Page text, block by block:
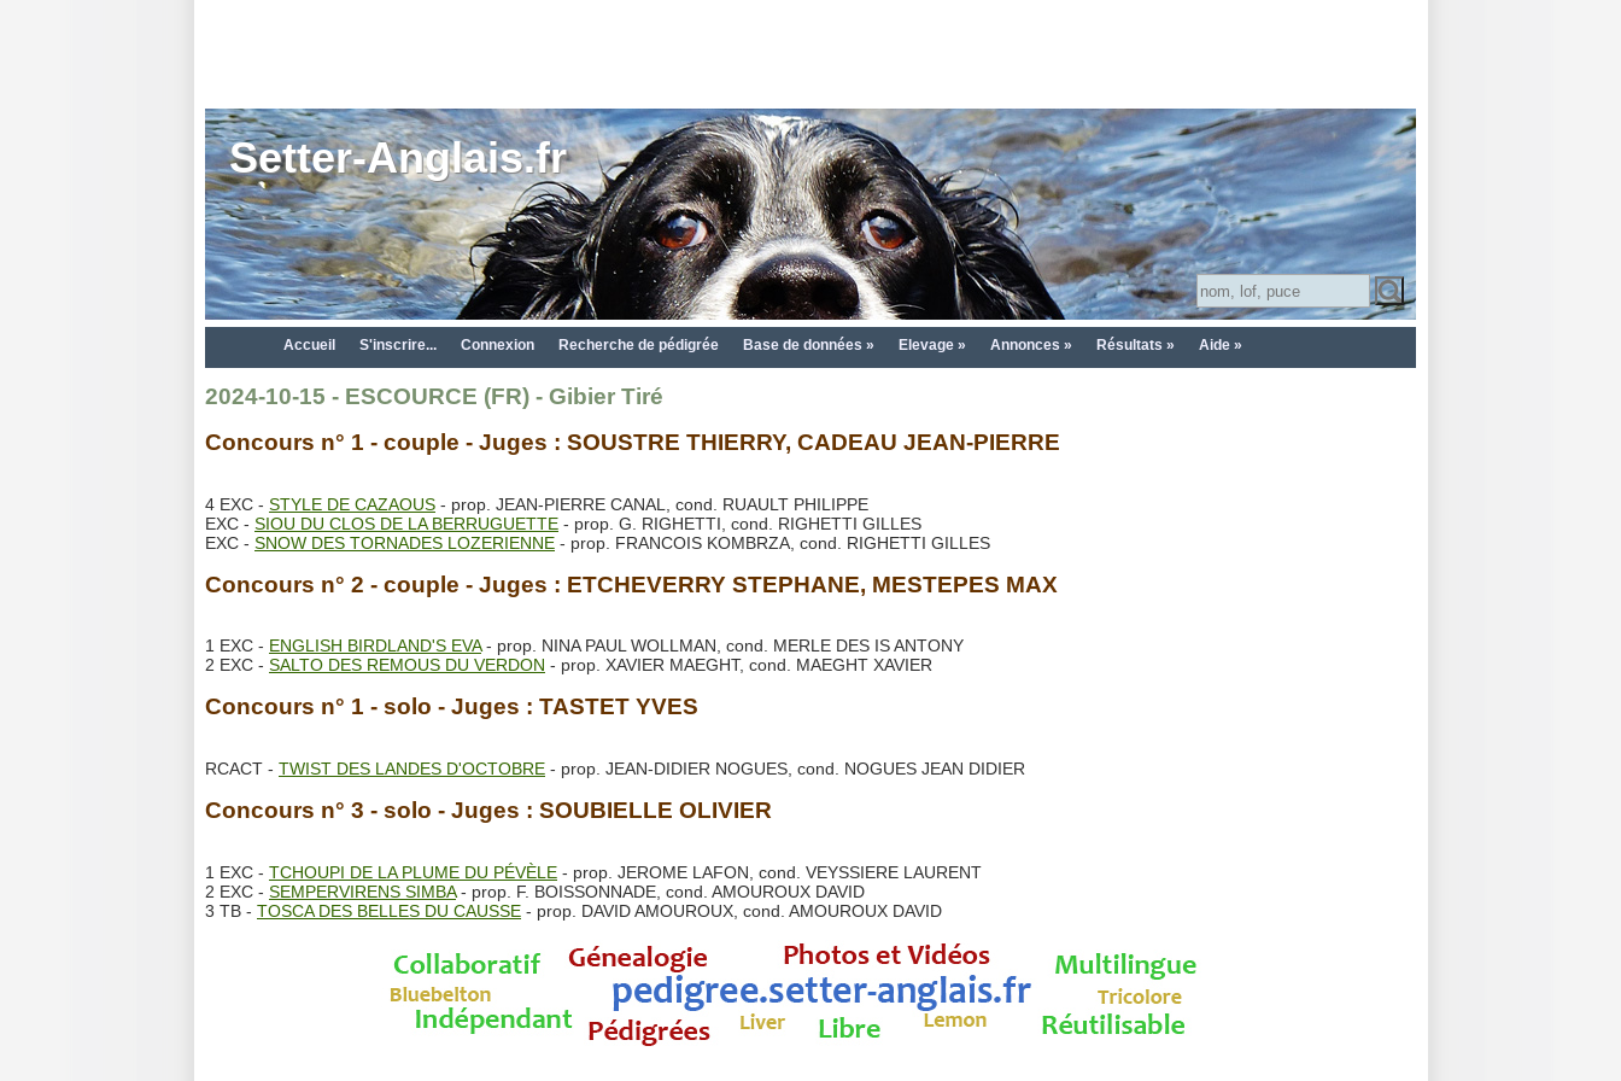
Setter-Anglais.fr
Accueil S'inscrire... Connexion Recherche de pédigrée Base de données » Elevage » Annonces » Résultats » Aide »
2024-10-15 - ESCOURCE (FR) - Gibier Tiré
Concours n° 1 - couple - Juges : SOUSTRE THIERRY, CADEAU JEAN-PIERRE
4 EXC - STYLE DE CAZAOUS - prop. JEAN-PIERRE CANAL, cond. RUAULT PHILIPPE
EXC - SIOU DU CLOS DE LA BERRUGUETTE - prop. G. RIGHETTI, cond. RIGHETTI GILLES
EXC - SNOW DES TORNADES LOZERIENNE - prop. FRANCOIS KOMBRZA, cond. RIGHETTI GILLES
Concours n° 2 - couple - Juges : ETCHEVERRY STEPHANE, MESTEPES MAX
1 EXC - ENGLISH BIRDLAND'S EVA- prop. NINA PAUL WOLLMAN, cond. MERLE DES IS ANTONY
2 EXC - SALTO DES REMOUS DU VERDON - prop. XAVIER MAEGHT, cond. MAEGHT XAVIER
Concours n° 1 - solo - Juges : TASTET YVES
RCACT - TWIST DES LANDES D'OCTOBRE - prop. JEAN-DIDIER NOGUES, cond. NOGUES JEAN DIDIER
Concours n° 3 - solo - Juges : SOUBIELLE OLIVIER
1 EXC - TCHOUPI DE LA PLUME DU PÉVÈLE - prop. JEROME LAFON, cond. VEYSSIERE LAURENT
2 EXC - SEMPERVIRENS SIMBA- prop. F. BOISSONNADE, cond. AMOUROUX DAVID
3 TB - TOSCA DES BELLES DU CAUSSE - prop. DAVID AMOUROUX, cond. AMOUROUX DAVID